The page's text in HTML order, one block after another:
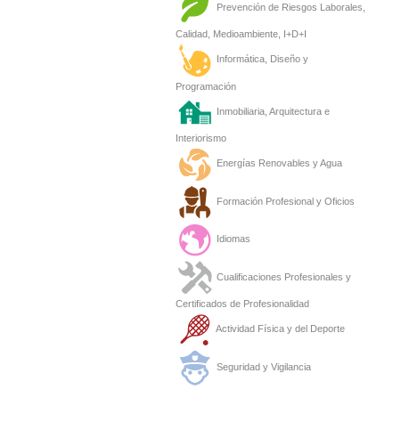
Prevención de Riesgos Laborales,
Calidad, Medioambiente, I+D+I
Informática, Diseño y
Programación
Inmobiliaria, Arquitectura e
Interiorismo
Energías Renovables y Agua
Formación Profesional y Oficios
Idiomas
Cualificaciones Profesionales y
Certificados de Profesionalidad
Actividad Física y del Deporte
Seguridad y Vigilancia